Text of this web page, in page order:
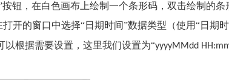
钮，在白色画布上绘制一个条形码，双击绘制的条
开的窗口中选择“日期时间”数据类型（使用“日期时
以根据需要设置，这里我们设置为“yyyyMMdd